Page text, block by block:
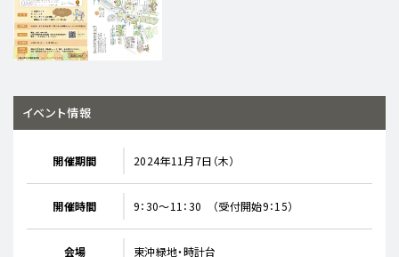
イベント情報
開催期間 2024年11月7日（木）
開催時間 9：30～11：30 （受付開始9：15）
会場 東沖緑地・時計台